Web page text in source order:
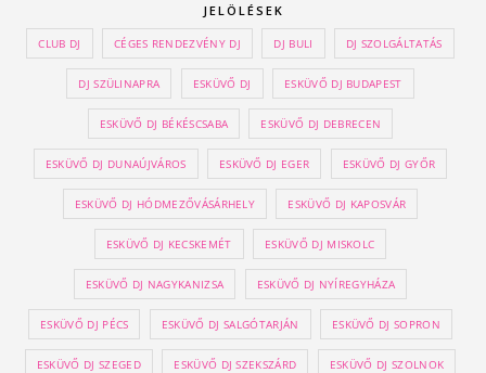
JELÖLÉSEK
CLUB DJ CÉGES RENDEZVÉNY DJ DJ BULI DJ SZOLGÁLTATÁS
DJ SZÜLINAPRA ESKÜVŐ DJ ESKÜVŐ DJ BUDAPEST
ESKÜVŐ DJ BÉKÉSCSABA ESKÜVŐ DJ DEBRECEN
ESKÜVŐ DJ DUNAÚJVÁROS ESKÜVŐ DJ EGER ESKÜVŐ DJ GYŐR
ESKÜVŐ DJ HÓDMEZŐVÁSÁRHELY ESKÜVŐ DJ KAPOSVÁR
ESKÜVŐ DJ KECSKEMÉT ESKÜVŐ DJ MISKOLC
ESKÜVŐ DJ NAGYKANIZSA ESKÜVŐ DJ NYÍREGYHÁZA
ESKÜVŐ DJ PÉCS ESKÜVŐ DJ SALGÓTARJÁN ESKÜVŐ DJ SOPRON
ESKÜVŐ DJ SZEGED ESKÜVŐ DJ SZEKSZÁRD ESKÜVŐ DJ SZOLNOK